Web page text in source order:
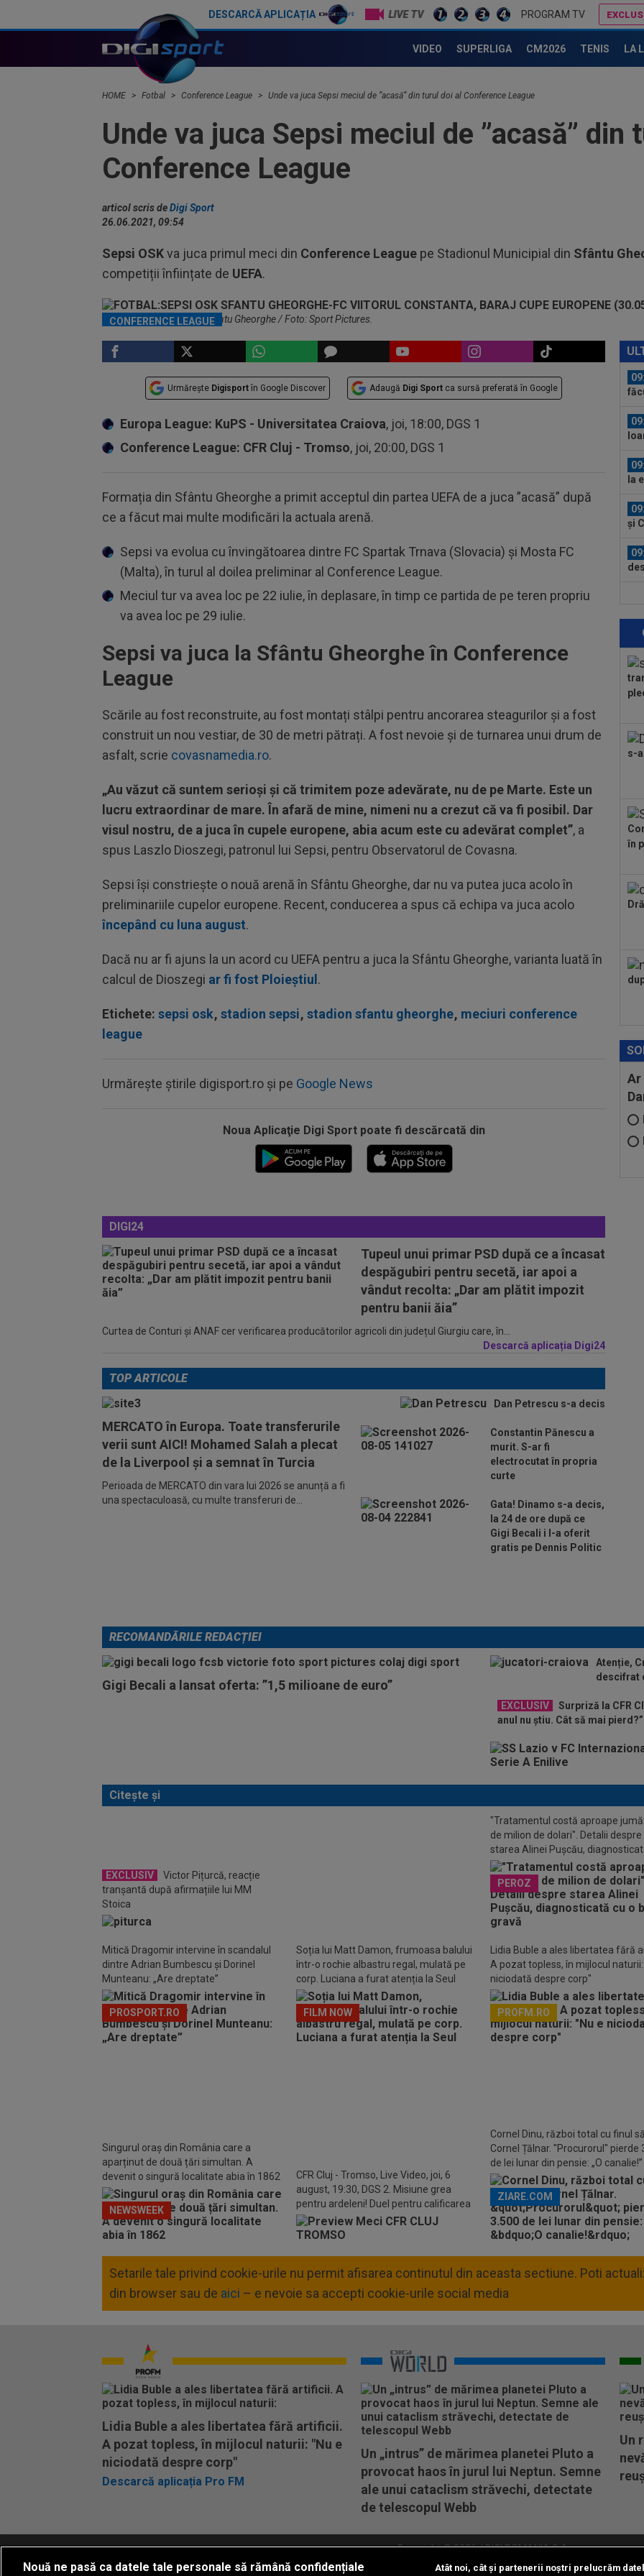
DESCARCĂ APLICAȚIA LIVE TV PROGRAM TV
VIDEO SUPERLIGA CM2026 TENIS LA
HOME Fotbal Conference League Unde va juca Sepsi meciul de ”acasă” din turul doi al Conference League
Unde va juca Sepsi meciul de ”acasă” din
Conference League
articol scris deDigi Sport
26.06.2021, 09:54
Sepsi OSKva juca primul meci din Conference League pe Stadionul Municipial din Sfântu
competiții înființate de UEFA.
CONFERENCE LEAGUE
Stadionul Municipal din Sfântu Gheorghe / Foto: Sport Pictures.
Urmărește Digisport în Google Discover Adaugă Digi Sport ca sursă preferată în Google
Europa League: KuPS - Universitatea Craiova, joi, 18:00, DGS 1
Conference League: CFR Cluj - Tromso, joi, 20:00, DGS 1
Formația din Sfântu Gheorghe a primit acceptul din partea UEFA de a juca ”acasă” după
ce a făcut mai multe modificări la actuala arenă.
Sepsi va evolua cu învingătoarea dintre FC Spartak Trnava (Slovacia) și Mosta FC
(Malta), în turul al doilea preliminar al Conference League.
Meciul tur va avea loc pe 22 iulie, în deplasare, în timp ce partida de pe teren propriu
va avea loc pe 29 iulie.
Sepsi va juca la Sfântu Gheorghe în Conference
League
Scările au fost reconstruite, au fost montați stâlpi pentru ancorarea steagurilor și a fost
construit un nou vestiar, de 30 de metri pătrați. A fost nevoie și de turnarea unui drum de
asfalt, scrie covasnamedia.ro.
„Au văzut că suntem serioși și că trimitem poze adevărate, nu de pe Marte. Este un
lucru extraordinar de mare. În afară de mine, nimeni nu a crezut că va fi posibil. Dar
visul nostru, de a juca în cupele europene, abia acum este cu adevărat complet”, a
spus Laszlo Dioszegi, patronul lui Sepsi, pentru Observatorul de Covasna.
Sepsi își constriește o nouă arenă în Sfântu Gheorghe, dar nu va putea juca acolo în
preliminariile cupelor europene. Recent, conducerea a spus că echipa va juca acolo
începând cu luna august.
Dacă nu ar fi ajuns la un acord cu UEFA pentru a juca la Sfântu Gheorghe, varianta luată în
calcul de Dioszegi ar fi fost Ploieștiul .
Etichete: sepsi osk, stadion sepsi, stadion sfantu gheorghe, meciuri conference
league
Urmărește știrile digisport.ro și pe Google News
Noua Aplicaţie Digi Sport poate fi descărcată din
DIGI24
Tupeul unui primar PSD după ce a încasat
despăgubiri pentru secetă, iar apoi a
vândut recolta: „Dar am plătit impozit
pentru banii ăia”
Curtea de Conturi și ANAF cer verificarea producătorilor agricoli din județul Giurgiu care, în...
Descarcă aplicația Digi24
la
și
s-
în
Ar
TOP ARTICOLE
MERCATO în Europa. Toate transferurile
verii sunt AICI! Mohamed Salah a plecat
de la Liverpool și a semnat în Turcia
Perioada de MERCATO din vara lui 2026 se anunță a fi
una spectaculoasă, cu multe transferuri de...
Dan Petrescu s-a decis
Constantin Pănescu a
murit. S-ar fi
electrocutat în propria
curte
Gata! Dinamo s-a decis,
la 24 de ore după ce
Gigi Becali i l-a oferit
gratis pe Dennis Politic
RECOMANDĂRILE REDACȚIEI
Gigi Becali a lansat oferta: ”1,5 milioane de euro”
Atenție,
descifrat
EXCLUSIV
Surpriză la CFR
anul nu știu. Cât să mai pierd?”
Citește și
EXCLUSIV
Victor Pițurcă, reacție
tranșantă după afirmațiile lui MM
Stoica
"Tratamentul costă aproape
de milion de dolari". Detalii despre
starea Alinei Pușcău,
boală gravă
PEROZ
Mitică Dragomir intervine în scandalul
dintre Adrian Bumbescu și Dorinel
Munteanu: „Are dreptate”
PROSPORT.RO
Soția lui Matt Damon, frumoasa balului
într-o rochie albastru regal, mulată pe
corp. Luciana a furat atenția la Seul
FILM NOW
Lidia Buble a ales libertatea fără
A pozat topless, în mijlocul naturii:
niciodată despre corp"
PROFM.RO
Singurul oraș din România care a
aparținut de două țări simultan. A
devenit o singură localitate abia în 1862
NEWSWEEK
CFR Cluj - Tromso, Live Video, joi, 6
august, 19:30, DGS 2. Misiune grea
pentru ardeleni! Duel pentru calificarea
în play-off-ul Conference League
Cornel Dinu, război total cu finul
Cornel Țălnar. "Procurorul" pierde
de lei lunar din pensie: „O canalie!”
ZIARE.COM
Setarile tale privind cookie-urile nu permit afisarea continutul din aceasta sectiune. Poti
din browser sau de aici – e nevoie sa accepti cookie-urile social media
Lidia Buble a ales libertatea fără artificii.
A pozat topless, în mijlocul naturii: "Nu e
niciodată despre corp"
Descarcă aplicația Pro FM
Un „intrus” de mărimea planetei Pluto a
provocat haos în jurul lui Neptun. Semne
ale unui cataclism străvechi, detectate
de telescopul Webb
Un
Copyright © 2026 / DIGI ROMANIA S.A.
Termeni si conditii Politica de confidentialitate Abonare Digi TV Frecvente Digi Sport Retransmisie Digi Sport
Nouă ne pasă ca datele tale personale să rămână confidențiale Atât noi, cât și partenerii noștri prelucrăm